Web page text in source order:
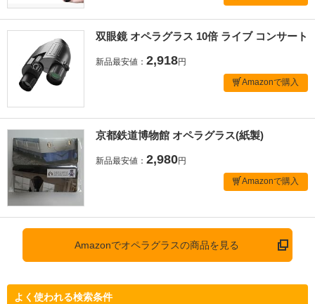
双眼鏡 オペラグラス 10倍 ライブ コンサート
新品最安値： 2,918円
Amazonで購入
京都鉄道博物館 オペラグラス(紙製)
新品最安値： 2,980円
Amazonで購入
Amazonでオペラグラスの商品を見る
よく使われる検索条件